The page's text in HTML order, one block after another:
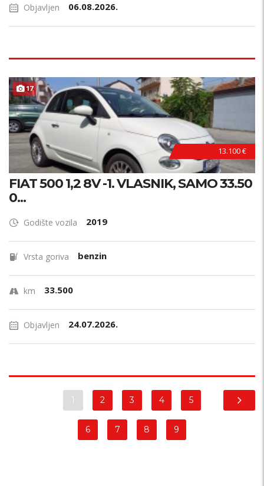
Objavljen 06.08.2026.
17
13.100 €
FIAT 500 1,2 8V -1. VLASNIK, SAMO 33.50
0...
Godište vozila 2019
Vrsta goriva benzin
km 33.500
Objavljen 24.07.2026.
1 2 3 4 5
6 7 8 9